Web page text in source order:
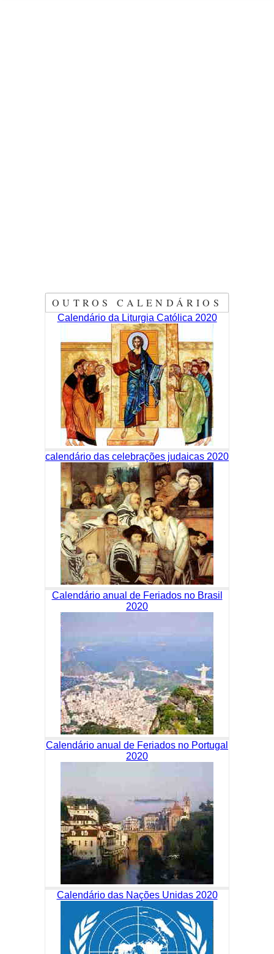
OUTROS CALENDÁRIOS
Calendário da Liturgia Católica 2020
calendário das celebrações judaicas 2020
Calendário anual de Feriados no Brasil
2020
Calendário anual de Feriados no Portugal
2020
Calendário das Nações Unidas 2020